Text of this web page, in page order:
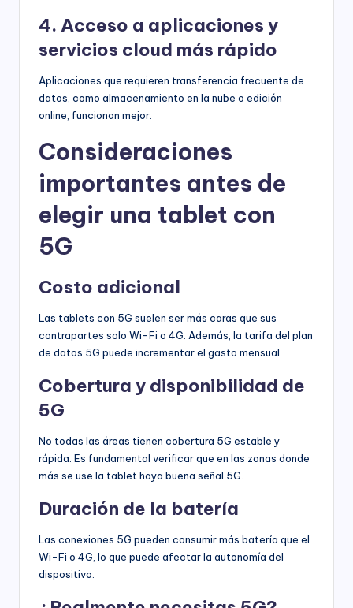
4. Acceso a aplicaciones y
servicios cloud más rápido
Aplicaciones que requieren transferencia frecuente de
datos, como almacenamiento en la nube o edición
online, funcionan mejor.
Consideraciones
importantes antes de
elegir una tablet con
5G
Costo adicional
Las tablets con 5G suelen ser más caras que sus
contrapartes solo Wi-Fi o 4G. Además, la tarifa del plan
de datos 5G puede incrementar el gasto mensual.
Cobertura y disponibilidad de
5G
No todas las áreas tienen cobertura 5G estable y
rápida. Es fundamental verificar que en las zonas donde
más se use la tablet haya buena señal 5G.
Duración de la batería
Las conexiones 5G pueden consumir más batería que el
Wi-Fi o 4G, lo que puede afectar la autonomía del
dispositivo.